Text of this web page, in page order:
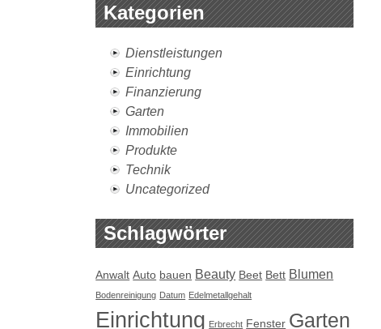
Kategorien
Dienstleistungen
Einrichtung
Finanzierung
Garten
Immobilien
Produkte
Technik
Uncategorized
Schlagwörter
Anwalt Auto bauen Beauty Beet Bett Blumen
Bodenreinigung Datum Edelmetallgehalt
Einrichtung Erbrecht Fenster Garten